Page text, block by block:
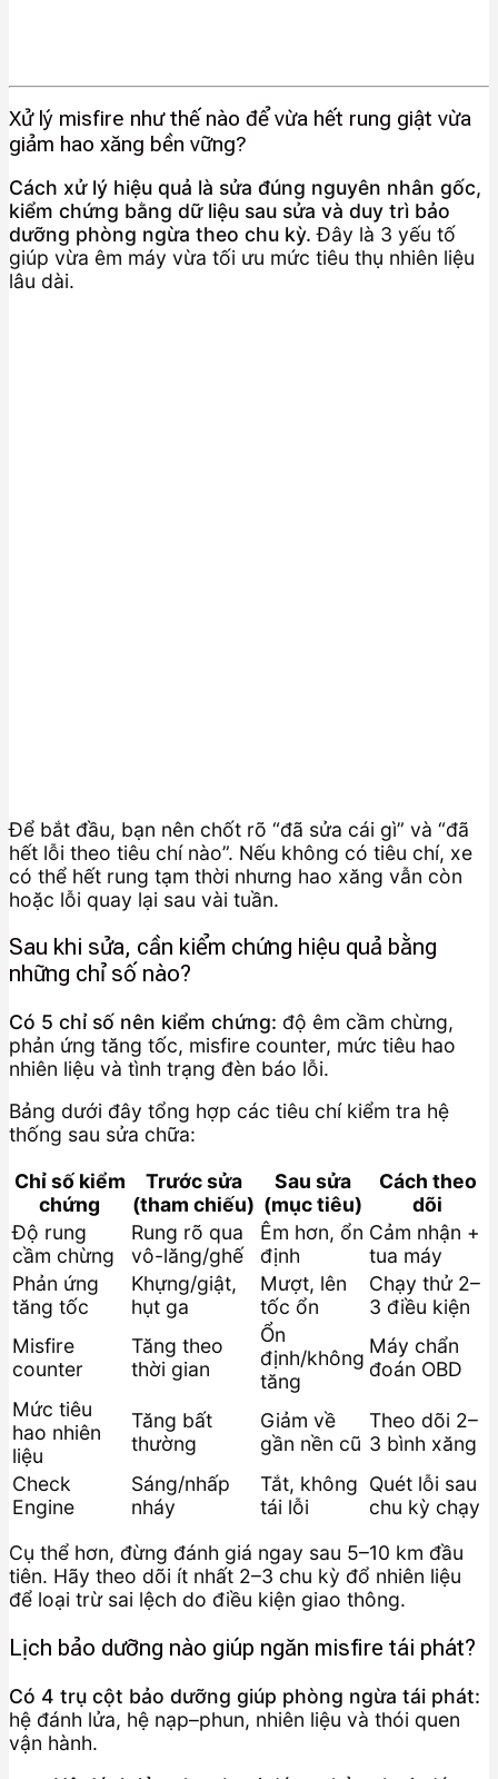
Xử lý misfire như thế nào để vừa hết rung giật vừa
giảm hao xăng bền vững?
Cách xử lý hiệu quả là sửa đúng nguyên nhân gốc,
kiểm chứng bằng dữ liệu sau sửa và duy trì bảo
dưỡng phòng ngừa theo chu kỳ. Đây là 3 yếu tố
giúp vừa êm máy vừa tối ưu mức tiêu thụ nhiên liệu
lâu dài.
Để bắt đầu, bạn nên chốt rõ “đã sửa cái gì” và “đã
hết lỗi theo tiêu chí nào”. Nếu không có tiêu chí, xe
có thể hết rung tạm thời nhưng hao xăng vẫn còn
hoặc lỗi quay lại sau vài tuần.
Sau khi sửa, cần kiểm chứng hiệu quả bằng
những chỉ số nào?
Có 5 chỉ số nên kiểm chứng: độ êm cầm chừng,
phản ứng tăng tốc, misfire counter, mức tiêu hao
nhiên liệu và tình trạng đèn báo lỗi.
Bảng dưới đây tổng hợp các tiêu chí kiểm tra hệ
thống sau sửa chữa:
Chỉ số kiểm
chứng
Trước sửa
(tham chiếu)
Sau sửa
(mục tiêu)
Cách theo
dõi
Độ rung
cầm chừng
Rung rõ qua
vô-lăng/ghế
Êm hơn, ổn
định
Cảm nhận +
tua máy
Phản ứng
tăng tốc
Khựng/giật,
hụt ga
Mượt, lên
tốc ổn
Chạy thử 2–
3 điều kiện
Misfire
counter
Tăng theo
thời gian
Ổn
định/không
tăng
Máy chẩn
đoán OBD
Mức tiêu
hao nhiên
liệu
Tăng bất
thường
Giảm về
gần nền cũ
Theo dõi 2–
3 bình xăng
Check
Engine
Sáng/nhấp
nháy
Tắt, không
tái lỗi
Quét lỗi sau
chu kỳ chạy
Cụ thể hơn, đừng đánh giá ngay sau 5–10 km đầu
tiên. Hãy theo dõi ít nhất 2–3 chu kỳ đổ nhiên liệu
để loại trừ sai lệch do điều kiện giao thông.
Lịch bảo dưỡng nào giúp ngăn misfire tái phát?
Có 4 trụ cột bảo dưỡng giúp phòng ngừa tái phát:
hệ đánh lửa, hệ nạp–phun, nhiên liệu và thói quen
vận hành.